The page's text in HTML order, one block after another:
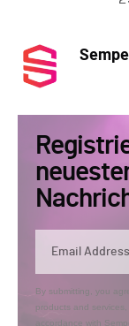
By submitting, you
products and
accordance with